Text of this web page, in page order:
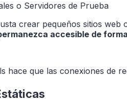
o Servidores de Prueba
crear pequeños sitios
accesible de
hace que las conexiones de